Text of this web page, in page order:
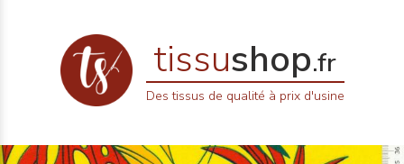
tissushop.fr
Des tissus de qualité à prix d'usine